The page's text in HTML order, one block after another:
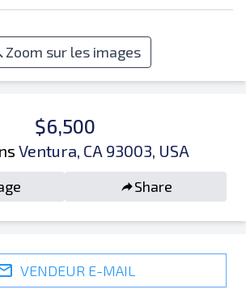
Zoom sur les images
$6,500
Ventura, CA 93003, USA
Share
VENDEUR E-MAIL